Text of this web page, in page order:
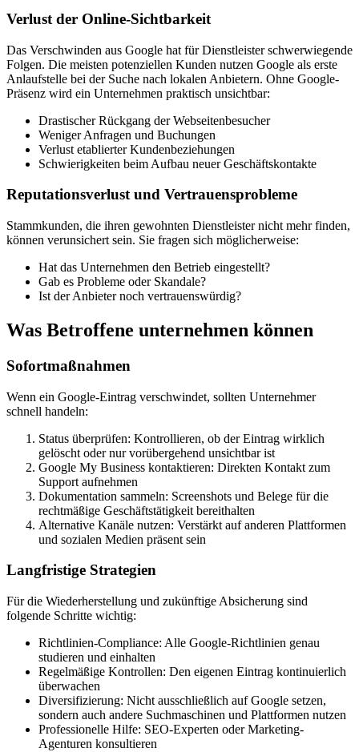
Verlust der Online-Sichtbarkeit
Das Verschwinden aus Google hat für Dienstleister schwerwiegende
Folgen. Die meisten potenziellen Kunden nutzen Google als erste
Anlaufstelle bei der Suche nach lokalen Anbietern. Ohne Google-
Präsenz wird ein Unternehmen praktisch unsichtbar:
Drastischer Rückgang der Webseitenbesucher
Weniger Anfragen und Buchungen
Verlust etablierter Kundenbeziehungen
Schwierigkeiten beim Aufbau neuer Geschäftskontakte
Reputationsverlust und Vertrauensprobleme
Stammkunden, die ihren gewohnten Dienstleister nicht mehr finden,
können verunsichert sein. Sie fragen sich möglicherweise:
Hat das Unternehmen den Betrieb eingestellt?
Gab es Probleme oder Skandale?
Ist der Anbieter noch vertrauenswürdig?
Was Betroffene unternehmen können
Sofortmaßnahmen
Wenn ein Google-Eintrag verschwindet, sollten Unternehmer
schnell handeln:
Status überprüfen: Kontrollieren, ob der Eintrag wirklich
gelöscht oder nur vorübergehend unsichtbar ist
Google My Business kontaktieren: Direkten Kontakt zum
Support aufnehmen
Dokumentation sammeln: Screenshots und Belege für die
rechtmäßige Geschäftstätigkeit bereithalten
Alternative Kanäle nutzen: Verstärkt auf anderen Plattformen
und sozialen Medien präsent sein
Langfristige Strategien
Für die Wiederherstellung und zukünftige Absicherung sind
folgende Schritte wichtig:
Richtlinien-Compliance: Alle Google-Richtlinien genau
studieren und einhalten
Regelmäßige Kontrollen: Den eigenen Eintrag kontinuierlich
überwachen
Diversifizierung: Nicht ausschließlich auf Google setzen,
sondern auch andere Suchmaschinen und Plattformen nutzen
Professionelle Hilfe: SEO-Experten oder Marketing-
Agenturen konsultieren